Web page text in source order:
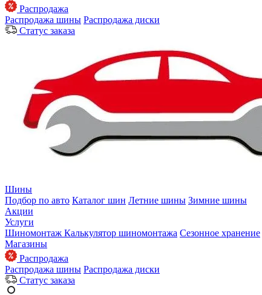
Распродажа
Распродажа шины Распродажа диски
Статус заказа
Шины
Подбор по авто Каталог шин Летние шины Зимние шины
Акции
Услуги
Шиномонтаж Калькулятор шиномонтажа Сезонное хранение
Магазины
Распродажа
Распродажа шины Распродажа диски
Статус заказа